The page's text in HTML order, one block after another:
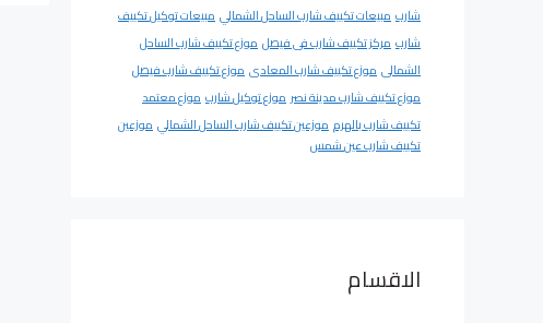
شارب مبيعات تكييف شارب الساحل الشمالي مبيعات توكيل تكييف
شارب مركز تكييف شارب فى فيصل موزع تكييف شارب الساحل
الشمالى موزع تكييف شارب المعادى موزع تكييف شارب فيصل
موزع تكييف شارب مدينة نصر موزع توكيل شارب موزع معتمد
تكييف شارب بالهرم موزعين تكييف شارب الساحل الشمالي موزعين
تكييف شارب عين شمس
الاقسام